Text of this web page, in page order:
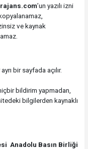
’un yazılı izni
ve kaynak
bir sayfada açılır.
bildirim yapmadan,
bilgilerden kaynaklı
Anadolu Basın Birliği